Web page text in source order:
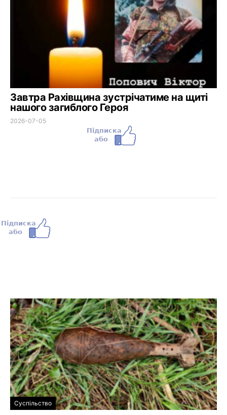
Завтра Рахівщина зустрічатиме на щиті
нашого загиблого Героя
2026-07-05
Суспільство